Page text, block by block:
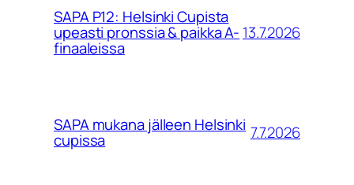
SAPA P12: Helsinki Cupista
upeasti pronssia & paikka A-
finaaleissa
13.7.2026
SAPA mukana jälleen Helsinki
cupissa 7.7.2026